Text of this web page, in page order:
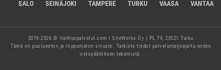
SALO
SEINÄJOKI TAMPERE TURKU VAASA VANTAA
2018-2026 © Vanhuspalvelut.com | SiteWorks Oy | PL 79, 20521 Turku
Tämä on puolueeton ja riippumaton sivusto. Tarkista tiedot palveluntarjoajalta ennen
ostopäätöksen tekemistä.